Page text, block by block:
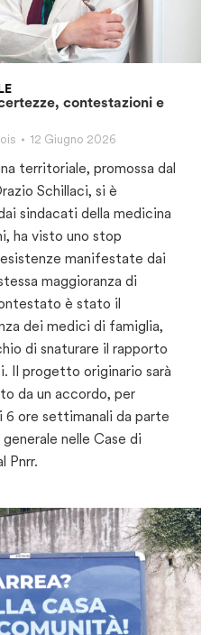
contestazioni e
12 Giugno 2026
territoriale, promossa dal
Schillaci, si è
sindacati della medicina
ha visto uno stop
manifestate dai
maggioranza di
è stato il
dei medici di famiglia,
di snaturare il rapporto
Il progetto originario sarà
da un accordo, per
6 ore settimanali da parte
nelle Case di
Pnrr.